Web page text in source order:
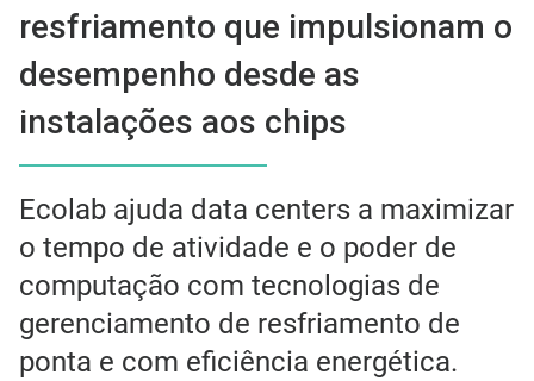
resfriamento que impulsionam o
desempenho desde as
instalações aos chips
Ecolab ajuda data centers a maximizar
o tempo de atividade e o poder de
computação com tecnologias de
gerenciamento de resfriamento de
ponta e com eficiência energética.